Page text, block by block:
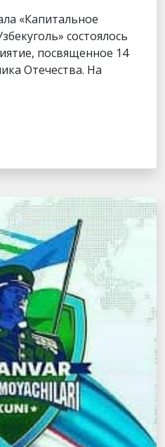
«Капитальное
состоялось
посвященное 14
Отечества. На